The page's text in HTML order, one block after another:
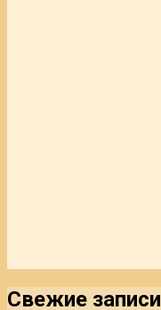
Свежие записи